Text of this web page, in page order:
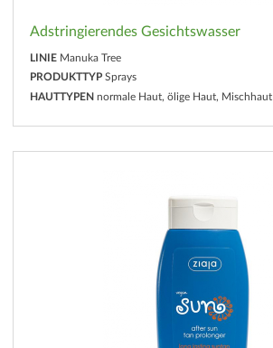
Adstringierendes Gesichtswasser
LINIE Manuka Tree
PRODUKTTYP Sprays
HAUTTYPEN normale Haut, ölige Haut, Mischhaut